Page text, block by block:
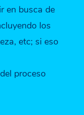
en busca de
los
etc; si eso
proceso